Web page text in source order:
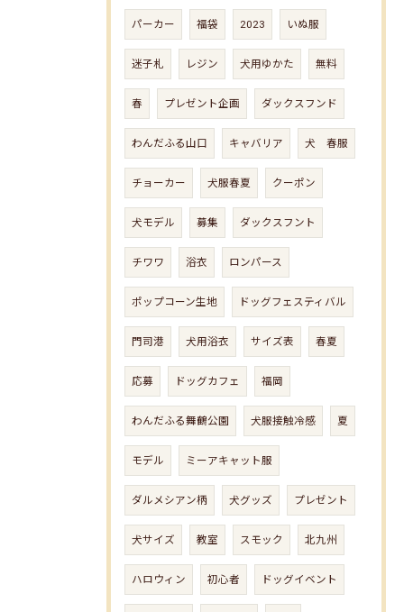
パーカー 福袋 2023 いぬ服
迷子札 レジン 犬用ゆかた 無料
春 プレゼント企画 ダックスフンド
わんだふる山口 キャバリア 犬 春服
チョーカー 犬服春夏 クーポン
犬モデル 募集 ダックスフント
チワワ 浴衣 ロンパース
ポップコーン生地 ドッグフェスティバル
門司港 犬用浴衣 サイズ表 春夏
応募 ドッグカフェ 福岡
わんだふる舞鶴公園 犬服接触冷感 夏
モデル ミーアキャット服
ダルメシアン柄 犬グッズ プレゼント
犬サイズ 教室 スモック 北九州
ハロウィン 初心者 ドッグイベント